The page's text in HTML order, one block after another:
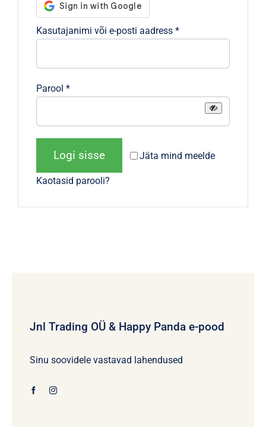
Kasutajanimi või e-posti aadress *Nõutud
Parool *Nõutud
Jäta mind meelde
Logi sisse
Kaotasid parooli?
Jnl Trading OÜ & Happy Panda e-pood
Sinu soovidele vastavad lahendused